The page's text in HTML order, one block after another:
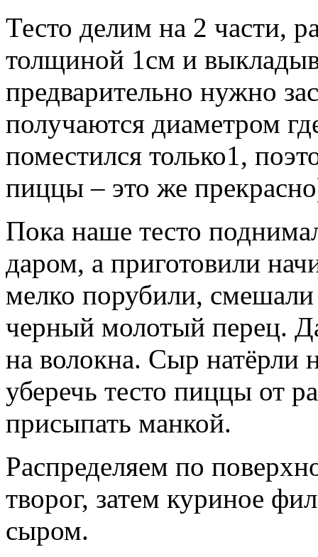
Тесто делим на 2 части,
толщиной 1см и
предварительно нужно
получаются диаметром
поместился только1,
пиццы – это же
Пока наше тесто
даром, а приготовили
мелко порубили,
черный молотый перец.
на волокна. Сыр натёрли
уберечь тесто пиццы от
присыпать манкой.
Распределяем по
творог, затем куриное
сыром.